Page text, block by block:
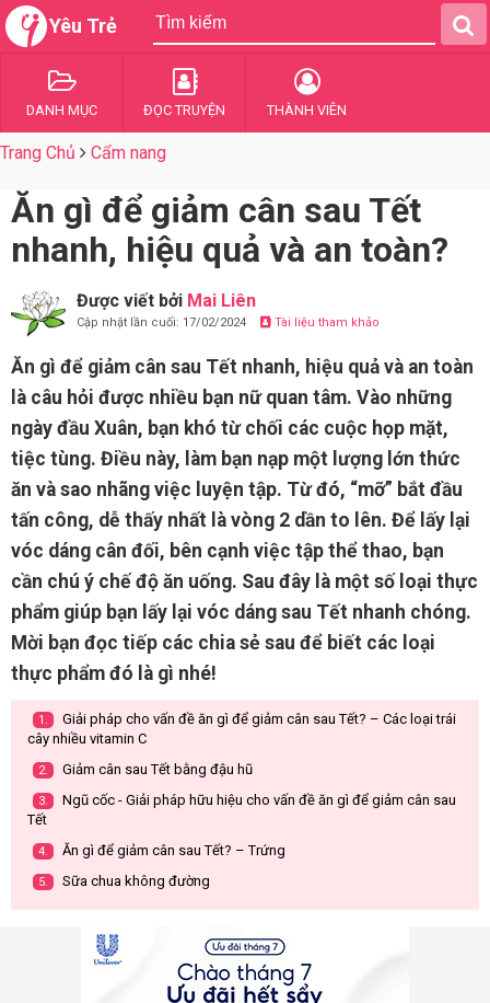
Yêu Trẻ
DANH MỤC ĐỌC TRUYỆN THÀNH VIÊN
Trang Chủ Cẩm nang
Ăn gì để giảm cân sau Tết
nhanh, hiệu quả và an toàn?
Được viết bởi Mai Liên
Cập nhật lần cuối: 17/02/2024 Tài liệu tham khảo
Ăn gì để giảm cân sau Tết nhanh, hiệu quả và an toàn
là câu hỏi được nhiều bạn nữ quan tâm. Vào những
ngày đầu Xuân, bạn khó từ chối các cuộc họp mặt,
tiệc tùng. Điều này, làm bạn nạp một lượng lớn thức
ăn và sao nhãng việc luyện tập. Từ đó, “mỡ” bắt đầu
tấn công, dễ thấy nhất là vòng 2 dần to lên. Để lấy lại
vóc dáng cân đối, bên cạnh việc tập thể thao, bạn
cần chú ý chế độ ăn uống. Sau đây là một số loại thực
phẩm giúp bạn lấy lại vóc dáng sau Tết nhanh chóng.
Mời bạn đọc tiếp các chia sẻ sau để biết các loại
thực phẩm đó là gì nhé!
1.
Giải pháp cho vấn đề ăn gì để giảm cân sau Tết? – Các loại trái
cây nhiều vitamin C
2. Giảm cân sau Tết bằng đậu hũ
3.
Ngũ cốc - Giải pháp hữu hiệu cho vấn đề ăn gì để giảm cân sau
Tết
4. Ăn gì để giảm cân sau Tết? – Trứng
5. Sữa chua không đường